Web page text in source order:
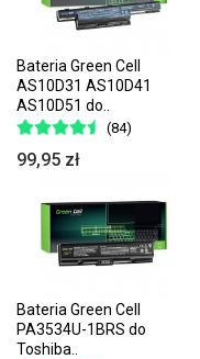
Bateria Green Cell
AS10D31 AS10D41
AS10D51 do..
(84)
99,95 zł
Bateria Green Cell
PA3534U-1BRS do
Toshiba..